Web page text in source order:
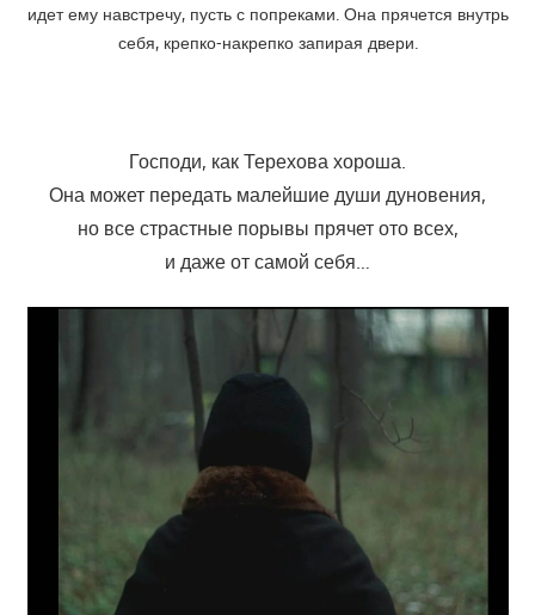
идет ему навстречу, пусть с попреками. Она прячется внутрь
себя, крепко-накрепко запирая двери.
Господи, как Терехова хороша.
Она может передать малейшие души дуновения,
но все страстные порывы прячет ото всех,
и даже от самой себя…